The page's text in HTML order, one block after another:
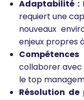
Adaptabilité :
requiert une
nouveaux
enjeux propres
collaborer avec
le top
Résolution